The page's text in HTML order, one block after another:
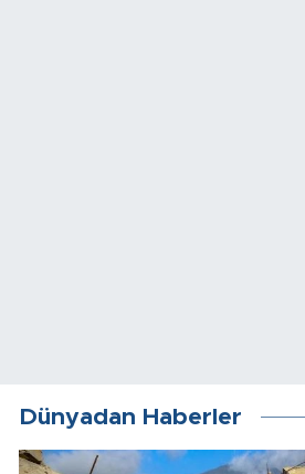
Dünyadan Haberler